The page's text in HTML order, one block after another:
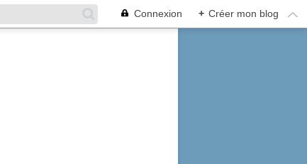
Connexion + Créer mon blog